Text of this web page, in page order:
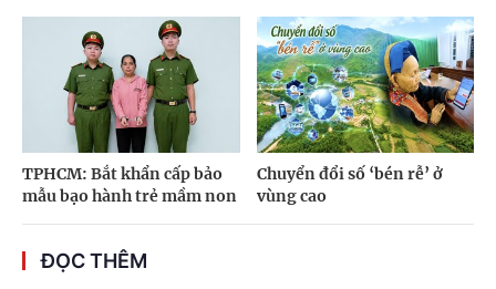
TPHCM: Bắt khẩn cấp bảo
mẫu bạo hành trẻ mầm non
Chuyển đổi số ‘bén rễ’ ở
vùng cao
ĐỌC THÊM